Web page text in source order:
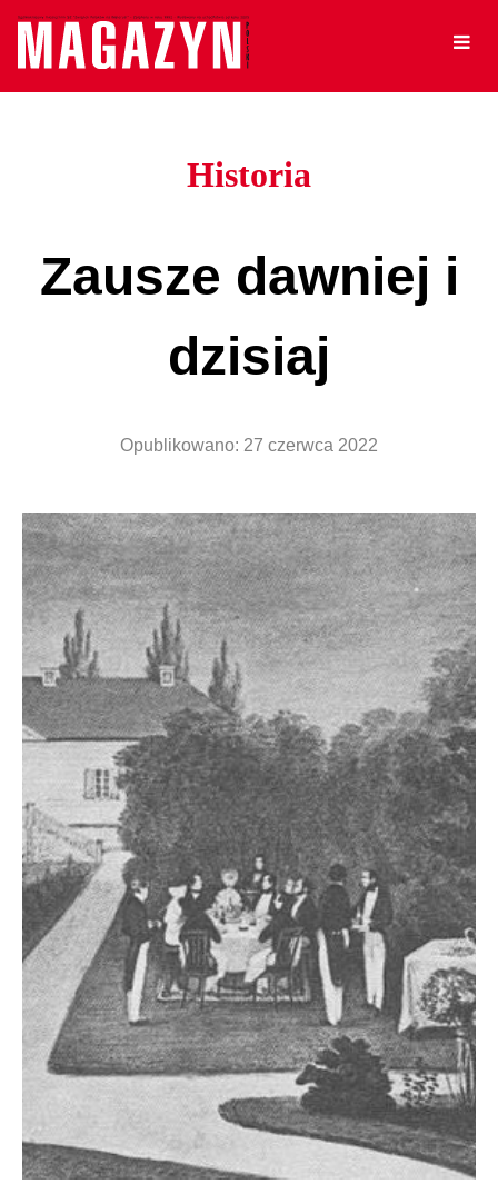
Historia
Zausze dawniej i
dzisiaj
Opublikowano: 27 czerwca 2022